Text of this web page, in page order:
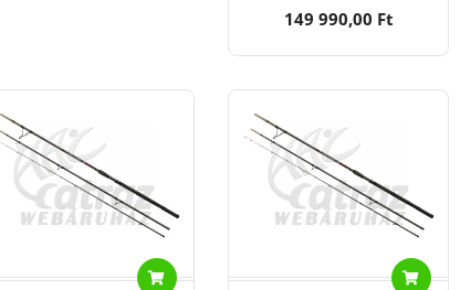
149 990,00 Ft